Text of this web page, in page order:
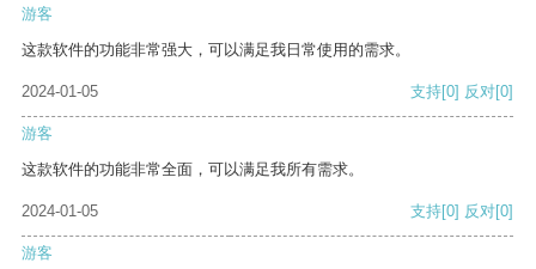
游客
这款软件的功能非常强大，可以满足我日常使用的需求。
2024-01-05 支持[0] 反对[0]
游客
这款软件的功能非常全面，可以满足我所有需求。
2024-01-05 支持[0] 反对[0]
游客